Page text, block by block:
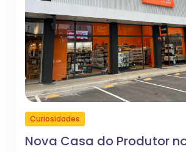
Curiosidades
Nova Casa do Produtor